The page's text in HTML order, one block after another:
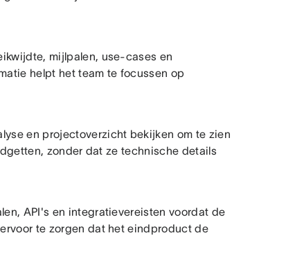
mijlpalen, use-cases en
helpt het team te focussen op
en projectoverzicht bekijken om te zien
zonder dat ze technische details
API's en integratievereisten voordat de
te zorgen dat het eindproduct de